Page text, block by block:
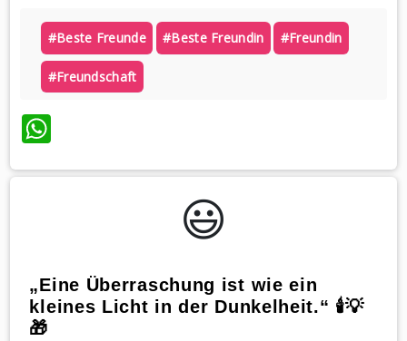
#beste Freunde #beste Freundin #freundin
#freundschaft
WhatsApp
😃️
„Eine Überraschung ist wie ein
kleines Licht in der Dunkelheit.“ 🕯️💡
🎁